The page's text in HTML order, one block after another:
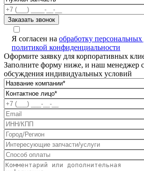
Я согласен на обработку
политикой конфиденциальности
Оформите заявку для корпоративных
Заполните форму ниже, и наш менеджер
обсуждения индивидуальных условий